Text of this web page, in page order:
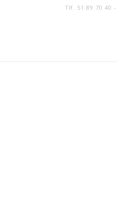
Tlf. 51 89 70 40